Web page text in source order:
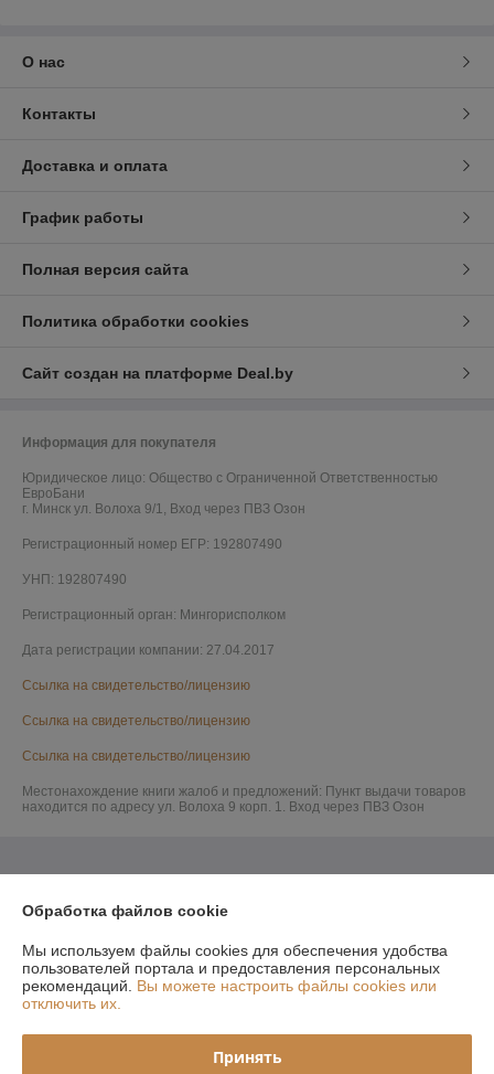
О нас
Контакты
Доставка и оплата
График работы
Полная версия сайта
Политика обработки cookies
Сайт создан на платформе Deal.by
Информация для покупателя
Юридическое лицо: Общество с Ограниченной Ответственностью
ЕвроБани
г. Минск ул. Волоха 9/1, Вход через ПВЗ Озон
Регистрационный номер ЕГР: 192807490
УНП: 192807490
Регистрационный орган: Мингорисполком
Дата регистрации компании: 27.04.2017
Ссылка на свидетельство/лицензию
Ссылка на свидетельство/лицензию
Ссылка на свидетельство/лицензию
Местонахождение книги жалоб и предложений: Пункт выдачи товаров
находится по адресу ул. Волоха 9 корп. 1. Вход через ПВЗ Озон
Обработка файлов cookie
Мы используем файлы cookies для обеспечения удобства
пользователей портала и предоставления персональных
рекомендаций. Вы можете настроить файлы cookies или
отключить их.
Принять